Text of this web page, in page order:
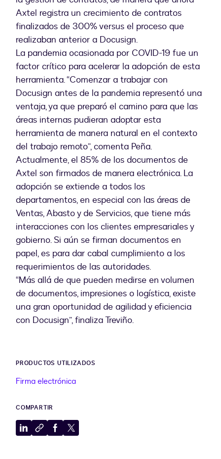
Axtel registra un crecimiento de contratos
finalizados de 300% versus el proceso que
realizaban anterior a Docusign.
La pandemia ocasionada por COVID-19 fue un
factor crítico para acelerar la adopción de esta
herramienta. “Comenzar a trabajar con
Docusign antes de la pandemia representó una
ventaja, ya que preparó el camino para que las
áreas internas pudieran adoptar esta
herramienta de manera natural en el contexto
del trabajo remoto”, comenta Peña.
Actualmente, el 85% de los documentos de
Axtel son firmados de manera electrónica. La
adopción se extiende a todos los
departamentos, en especial con las áreas de
Ventas, Abasto y de Servicios, que tiene más
interacciones con los clientes empresariales y
gobierno. Si aún se firman documentos en
papel, es para dar cabal cumplimiento a los
requerimientos de las autoridades.
“Más allá de que pueden medirse en volumen
de documentos, impresiones o logística, existe
una gran oportunidad de agilidad y eficiencia
con Docusign”, finaliza Treviño.
PRODUCTOS UTILIZADOS
Firma electrónica
COMPARTIR
Compartir
CopiarCompartirCompartir